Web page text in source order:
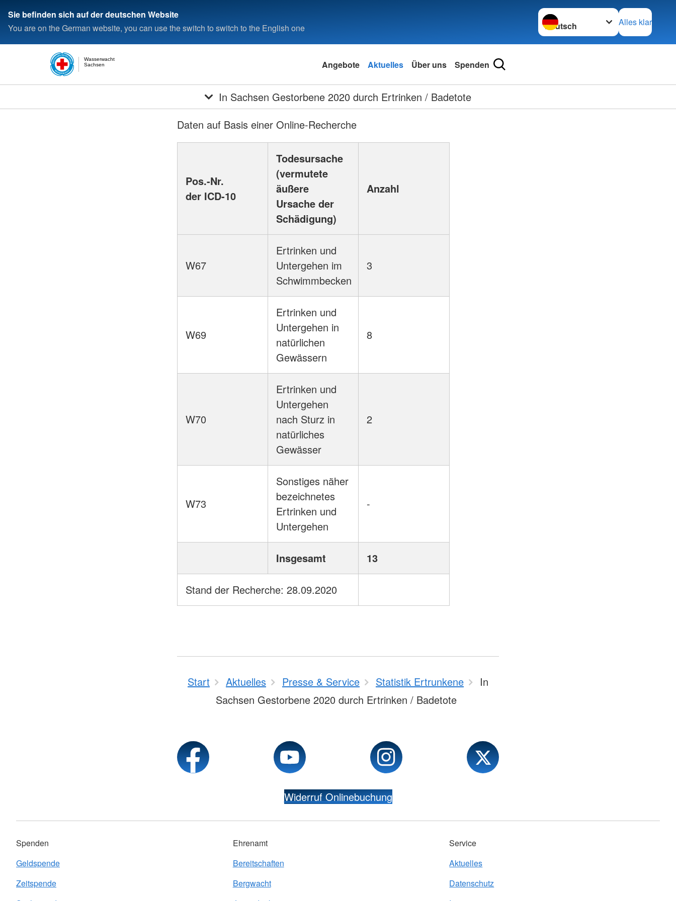
Sie befinden sich auf der deutschen Website
You are on the German website, you can use the switch to switch to the English one
Sprache wechseln zu
Alles klar
Sachsen
Wasserwacht Angebote Aktuelles Über uns Spenden
In Sachsen Gestorbene 2020 durch Ertrinken / Badetote
Daten auf Basis einer Online-Recherche
Pos.-Nr.
der ICD-10
Todesursache
(vermutete
äußere
Ursache der
Schädigung)
Anzahl
W67
Ertrinken und
Untergehen im
Schwimmbecken
3
W69
Ertrinken und
Untergehen in
natürlichen
Gewässern
8
W70
Ertrinken und
Untergehen
nach Sturz in
natürliches
Gewässer
2
W73
Sonstiges näher
bezeichnetes
Ertrinken und
Untergehen
-
Insgesamt 13
Stand der Recherche: 28.09.2020
Start Aktuelles Presse & Service Statistik Ertrunkene
In
Sachsen Gestorbene 2020 durch Ertrinken / Badetote
Widerruf Onlinebuchung
Spenden
Geldspende
Zeitspende
Ehrenamt
Bereitschaften
Bergwacht
Service
Aktuelles
Datenschutz